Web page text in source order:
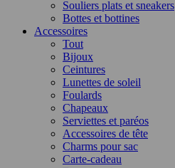
Souliers plats et sneakers
Bottes et bottines
Accessoires
Tout
Bijoux
Ceintures
Lunettes de soleil
Foulards
Chapeaux
Serviettes et paréos
Accessoires de tête
Charms pour sac
Carte-cadeau